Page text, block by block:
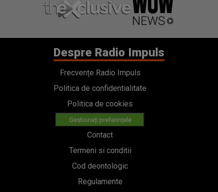
Despre Radio Impuls
Frecvențe Radio Impuls
Politica de confidentialitate
Politica de cookies
Gestionați preferințele
Contact
Termeni si conditii
Cod deontologic
Regulamente